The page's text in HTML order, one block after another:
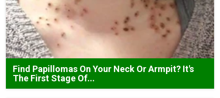
Find Papillomas On Your Neck Or Armpit? It's
The First Stage Of...